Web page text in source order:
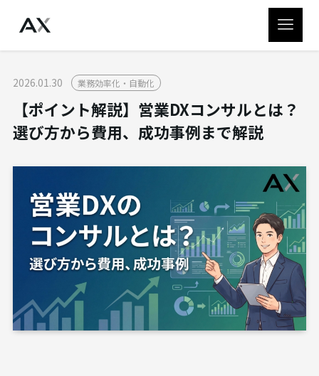
2026.01.30 業務効率化・自動化
【ポイント解説】営業DXコンサルとは？
選び方から費用、成功事例まで解説